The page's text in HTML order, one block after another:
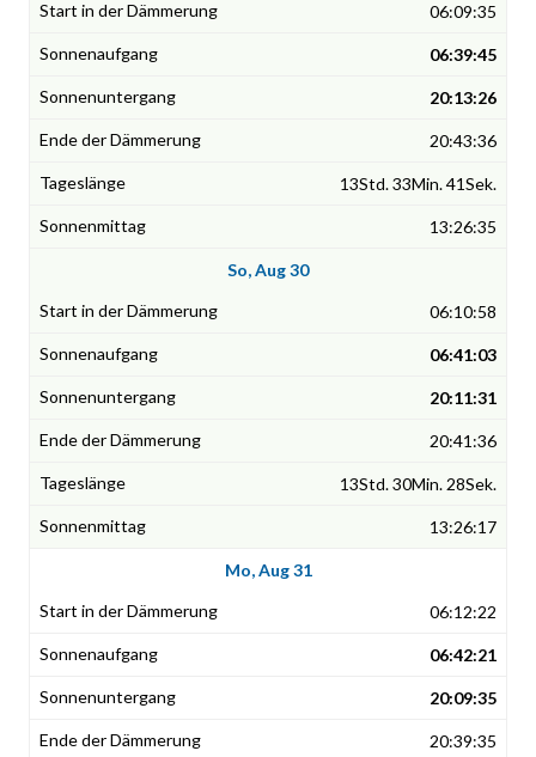
06:09:35
06:39:45
20:13:26
20:43:36
13Std. 33Min. 41Sek.
13:26:35
So, Aug 30
06:10:58
06:41:03
20:11:31
20:41:36
13Std. 30Min. 28Sek.
13:26:17
Mo, Aug 31
06:12:22
06:42:21
20:09:35
20:39:35